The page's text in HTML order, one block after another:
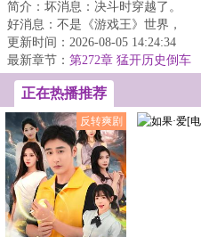
简介：坏消息：决斗时穿越了。
好消息：不是《游戏王》世界，
不用赌命打牌。坏消息：是《海
贼王》世界，不...
更新时间：2026-08-05 14:24:34
最新章节： 第272章 猛开历史倒车
正在热播推荐
反转爽剧